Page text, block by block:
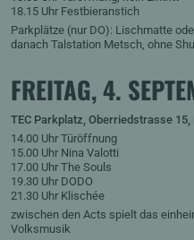
18.15 Uhr Festbieranstich
Parkplätze (nur DO): Lischmatte
danach Talstation Metsch, ohne
FREITAG, 4.
TEC Parkplatz, Oberriedstrasse 15,
14.00 Uhr Türöffnung
15.00 Uhr Nina Valotti
17.00 Uhr The Souls
19.30 Uhr DODO
21.30 Uhr Klischée
zwischen den Acts spielt das
Volksmusik